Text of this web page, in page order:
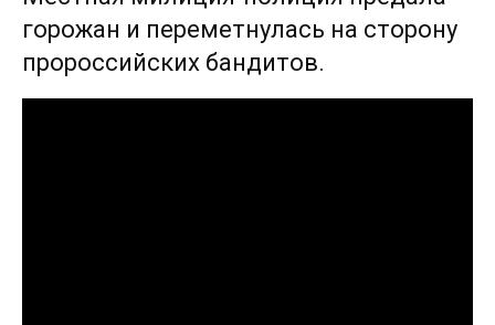
горожан и переметнулась на сторону
пророссийских бандитов.